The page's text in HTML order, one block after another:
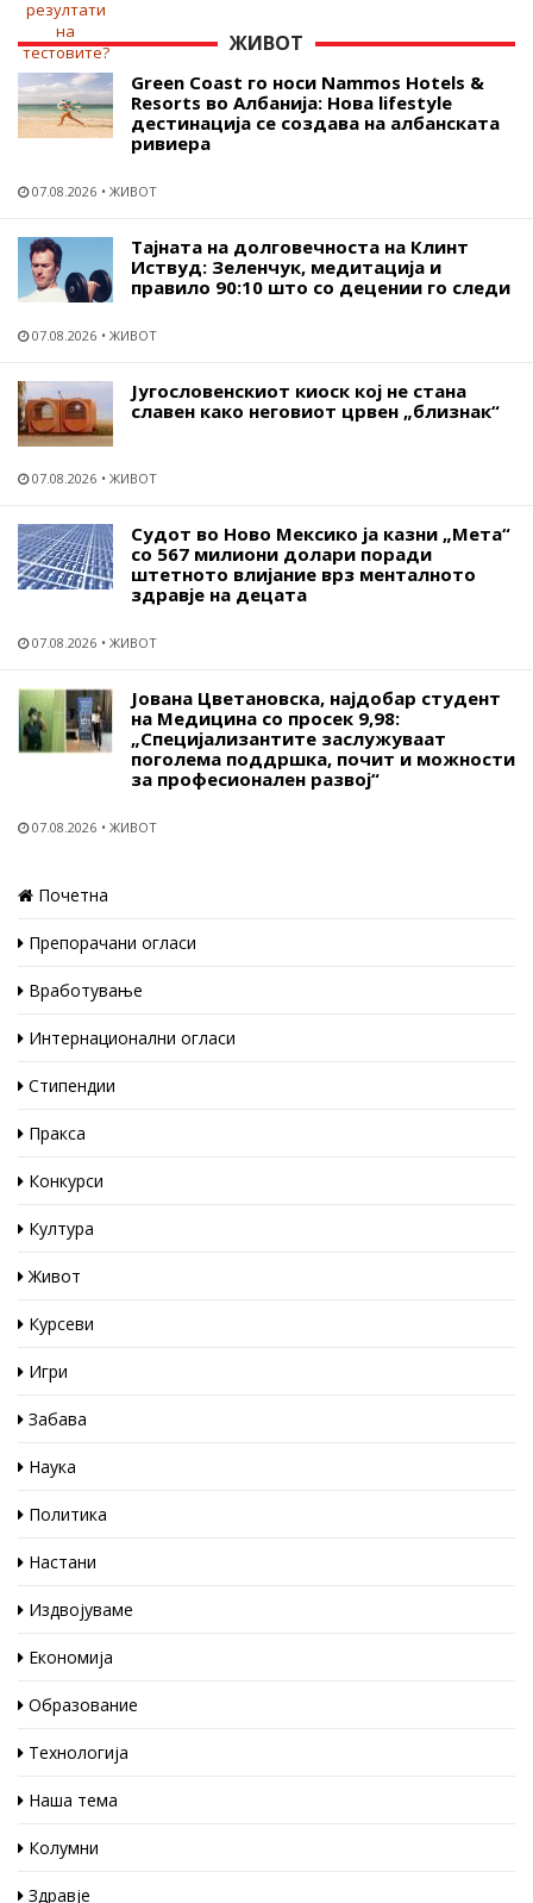
ЖИВОТ
Green Coast го носи Nammos Hotels &
Resorts во Албанија: Нова lifestyle
дестинација се создава на албанската
ривиера
07.08.2026 ЖИВОТ
Тајната на долговечноста на Клинт
Иствуд: Зеленчук, медитација и
правило 90:10 што со децении го следи
07.08.2026 ЖИВОТ
Југословенскиот киоск кој не стана
славен како неговиот црвен „близнак“
07.08.2026 ЖИВОТ
Судот во Ново Мексико ја казни „Мета“
со 567 милиони долари поради
штетното влијание врз менталното
здравје на децата
07.08.2026 ЖИВОТ
Јована Цветановска, најдобар студент
на Медицина со просек 9,98:
„Специјализантите заслужуваат
поголема поддршка, почит и можности
за професионален развој“
07.08.2026 ЖИВОТ
Почетна
Препорачани огласи
Вработување
Интернационални огласи
Стипендии
Пракса
Конкурси
Култура
Живот
Курсеви
Игри
Забава
Наука
Политика
Настани
Издвојуваме
Економија
Образование
Технологија
Наша тема
Колумни
Здравје